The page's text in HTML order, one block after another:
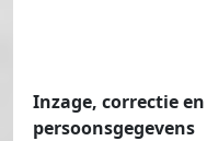
Inzage, correctie
persoonsgegevens